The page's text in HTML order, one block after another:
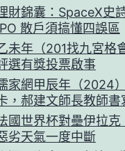
財錦囊：SpaceX史
散戶須搞懂四誤區
未年（201找九宮格
選有獎投票啟事
家網甲辰年（2024
，郝建文師長教師書
國世界杯對壘伊拉
劣天氣一度中斷